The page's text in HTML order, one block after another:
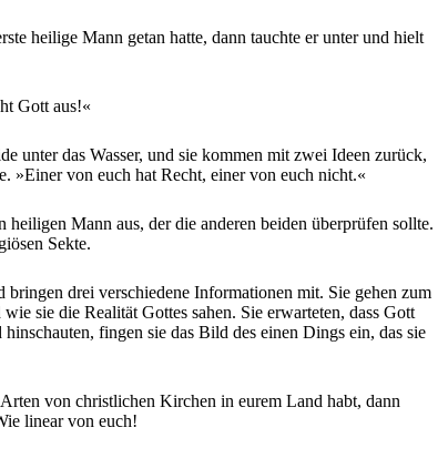
heilige Mann getan hatte, dann tauchte er unter und hielt
Gott aus!«
unter das Wasser, und sie kommen mit zwei Ideen zurück,
»Einer von euch hat Recht, einer von euch nicht.«
Mann aus, der die anderen beiden überprüfen sollte.
Sekte.
drei verschiedene Informationen mit. Sie gehen zum
sie die Realität Gottes sahen. Sie erwarteten, dass Gott
fingen sie das Bild des einen Dings ein, das sie
von christlichen Kirchen in eurem Land habt, dann
linear von euch!